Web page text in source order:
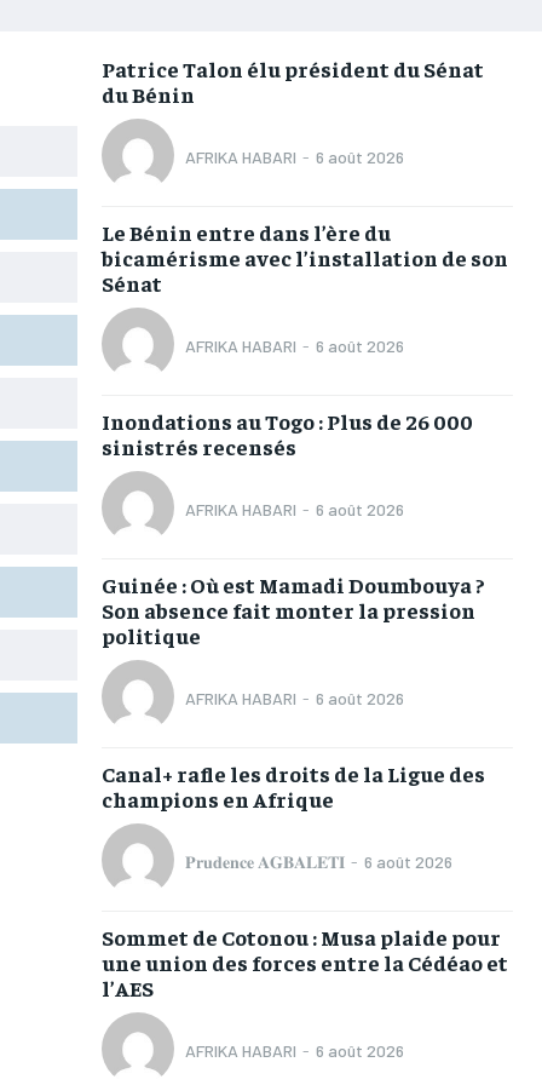
COMMUNIQUÉ
CULTURE
DIVERS
MONDE
OPPORTUNITÉ
PARTENAIRES
IT-ADMIN
TOGOREPORT
L’INTEGRAL
LOMEBOUGEINFO
NOUVELLE D’AFRIQUE
LEDEFENSEURINFO
ACTU LOMÉ
1-MONTH
/ month
to this tier, you are billed
after the first one until you
of the monthly subscription.
1-MONTH
/ month
to this tier, you are billed
after the first one until you
of the monthly subscription.
COMMUNIQUÉ
CULTURE
DIVERS
MONDE
OPPORTUNITÉ
PARTENAIRES
IT-ADMIN
TOGOREPORT
L’INTEGRAL
LOMEBOUGEINFO
NOUVELLE D’AFRIQUE
LEDEFENSEURINFO
ACTU LOMÉ
COMMUNIQUÉ
CULTURE
DIVERS
MONDE
OPPORTUNITÉ
PARTENAIRES
IT-ADMIN
TOGOREPORT
L’INTEGRAL
LOMEBOUGEINFO
NOUVELLE D’AFRIQUE
LEDEFENSEURINFO
ACTU LOMÉ
COMMUNIQUÉ
CULTURE
DIVERS
MONDE
OPPORTUNITÉ
PARTENAIRES
IT-ADMIN
TOGOREPORT
L’INTEGRAL
LOMEBOUGEINFO
NOUVELLE D’AFRIQUE
LEDEFENSEURINFO
ACTU LOMÉ
Patrice Talon élu président du Sénat
du Bénin
AFRIKA HABARI - 6 août 2026
Le Bénin entre dans l’ère du
bicamérisme avec l’installation de son
Sénat
AFRIKA HABARI - 6 août 2026
Inondations au Togo : Plus de 26 000
sinistrés recensés
AFRIKA HABARI - 6 août 2026
Guinée : Où est Mamadi Doumbouya ?
Son absence fait monter la pression
politique
AFRIKA HABARI - 6 août 2026
Canal+ rafle les droits de la Ligue des
champions en Afrique
𝐏𝐫𝐮𝐝𝐞𝐧𝐜𝐞 𝐀𝐆𝐁𝐀𝐋𝐄𝐓𝐈 - 6 août 2026
Sommet de Cotonou : Musa plaide pour
une union des forces entre la Cédéao et
l’AES
AFRIKA HABARI - 6 août 2026